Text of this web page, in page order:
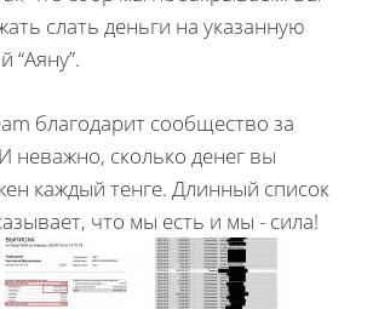
слать деньги на указанную
“Аяну”.
благодарит сообщество за
неважно, сколько денег вы
каждый тенге. Длинный список
что мы есть и мы - сила!